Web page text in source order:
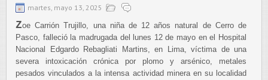
martes, mayo 13, 2025
Zoe Carrión Trujillo, una niña de 12 años natural de Cerro de
Pasco, falleció la madrugada del lunes 12 de mayo en el Hospital
Nacional Edgardo Rebagliati Martins, en Lima, víctima de una
severa intoxicación crónica por plomo y arsénico, metales
pesados vinculados a la intensa actividad minera en su localidad